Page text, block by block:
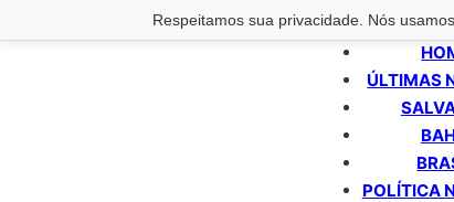
Respeitamos sua privacidade. Nós
ÚLTIMAS
POLÍTICA